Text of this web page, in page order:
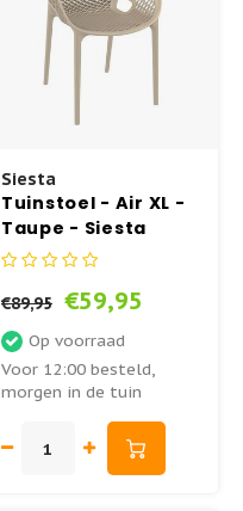
Siesta
Tuinstoel - Air XL -
Taupe - Siesta
€89,95 €59,95
Op voorraad
Voor 12:00 besteld,
morgen in de tuin